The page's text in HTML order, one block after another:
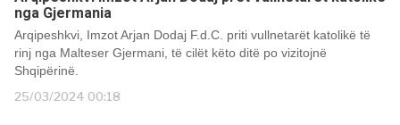
nga Gjermania
Arqipeshkvi, Imzot Arjan Dodaj F.d.C. priti vullnetarët katolikë të
rinj nga Malteser Gjermani, të cilët këto ditë po vizitojnë
Shqipërinë.
25/03/2024 00:18